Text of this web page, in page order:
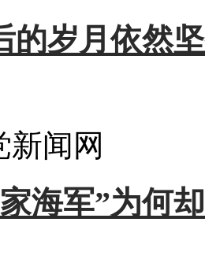
的岁月依然
新闻网
海军”为何